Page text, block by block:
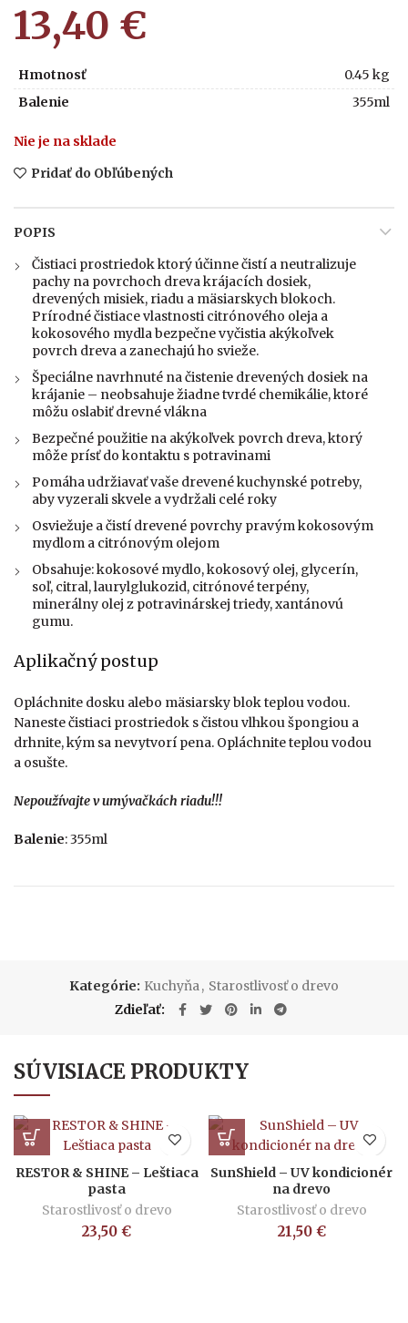
13,40 €
Hmotnosť
0.45 kg
Balenie
355ml
Nie je na sklade
Pridať do Obľúbených
POPIS
Čistiaci prostriedok ktorý účinne čistí a neutralizuje
pachy na povrchoch dreva krájacích dosiek,
drevených misiek, riadu a mäsiarskych blokoch.
Prírodné čistiace vlastnosti citrónového oleja a
kokosového mydla bezpečne vyčistia akýkoľvek
povrch dreva a zanechajú ho svieže.
Špeciálne navrhnuté na čistenie drevených dosiek na
krájanie – neobsahuje žiadne tvrdé chemikálie, ktoré
môžu oslabiť drevné vlákna
Bezpečné použitie na akýkoľvek povrch dreva, ktorý
môže prísť do kontaktu s potravinami
Pomáha udržiavať vaše drevené kuchynské potreby,
aby vyzerali skvele a vydržali celé roky
Osviežuje a čistí drevené povrchy pravým kokosovým
mydlom a citrónovým olejom
Obsahuje: kokosové mydlo, kokosový olej, glycerín,
soľ, citral, laurylglukozid, citrónové terpény,
minerálny olej z potravinárskej triedy, xantánovú
gumu.
Aplikačný postup
Opláchnite dosku alebo mäsiarsky blok teplou vodou.
Naneste čistiaci prostriedok s čistou vlhkou špongiou a
drhnite, kým sa nevytvorí pena. Opláchnite teplou vodou
a osušte.
Nepoužívajte v umývačkách riadu!!!
Balenie: 355ml
Kategórie: Kuchyňa, Starostlivosť o drevo
Zdieľať
SÚVISIACE PRODUKTY
RESTOR & SHINE – Leštiaca
pasta
Starostlivosť o drevo
23,50 €
SunShield – UV kondicionér
na drevo
Starostlivosť o drevo
21,50 €